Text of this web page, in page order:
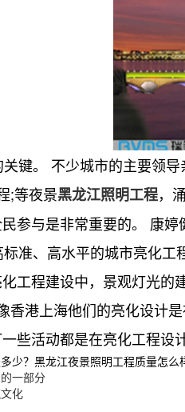
键。 不少城市的主要领
;等夜景黑龙江照明工程，
参与是非常重要的。 康婷
准、高水平的城市亮化
工程建设中，景观灯光
香港上海他们的亮化设计
些活动都是在亮化工程设
少？黑龙江夜景照明工程质量怎
一部分
化